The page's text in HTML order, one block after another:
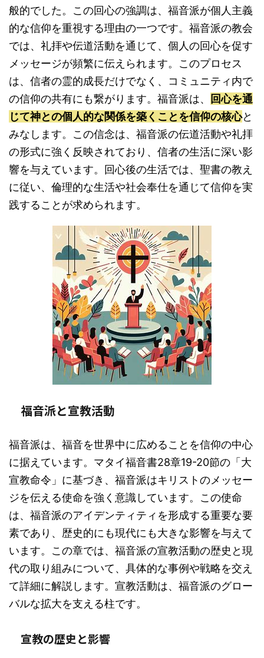
般的でした。この回心の強調は、福音派が個人主義
的な信仰を重視する理由の一つです。福音派の教会
では、礼拝や伝道活動を通じて、個人の回心を促す
メッセージが頻繁に伝えられます。このプロセス
は、信者の霊的成長だけでなく、コミュニティ内で
の信仰の共有にも繋がります。福音派は、
回心を通
じて神との個人的な関係を築くことを信仰の核心と
みなします。この信念は、福音派の伝道活動や礼拝
の形式に強く反映されており、信者の生活に深い影
響を与えています。回心後の生活では、聖書の教え
に従い、倫理的な生活や社会奉仕を通じて信仰を実
践することが求められます。
福音派と宣教活動
福音派は、福音を世界中に広めることを信仰の中心
に据えています。マタイ福音書28章19-20節の「大
宣教命令」に基づき、福音派はキリストのメッセー
ジを伝える使命を強く意識しています。この使命
は、福音派のアイデンティティを形成する重要な要
素であり、歴史的にも現代にも大きな影響を与えて
います。この章では、福音派の宣教活動の歴史と現
代の取り組みについて、具体的な事例や戦略を交え
て詳細に解説します。宣教活動は、福音派のグロー
バルな拡大を支える柱です。
宣教の歴史と影響